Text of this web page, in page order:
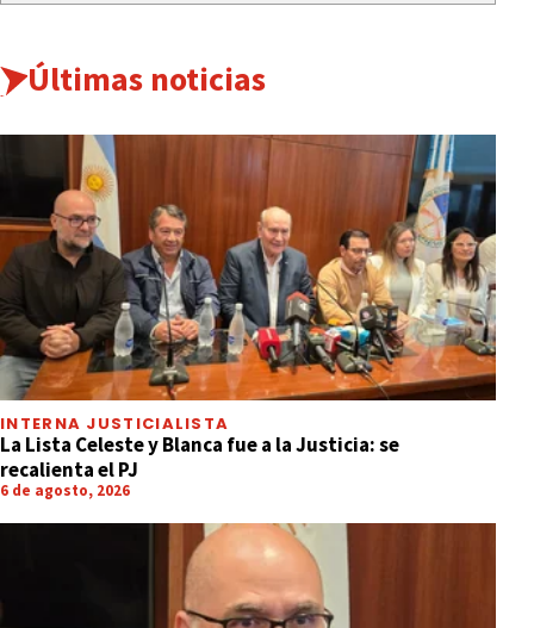
Últimas noticias
INTERNA JUSTICIALISTA
La Lista Celeste y Blanca fue a la Justicia: se
recalienta el PJ
6 de agosto, 2026